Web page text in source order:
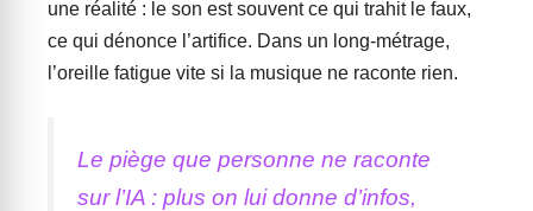
une réalité : le son est souvent ce qui trahit le faux,
ce qui dénonce l’artifice. Dans un long-métrage,
l’oreille fatigue vite si la musique ne raconte rien.
Le piège que personne ne raconte
sur l’IA : plus on lui donne d’infos,